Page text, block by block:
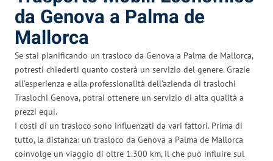
da Genova a Palma de
Mallorca
Se stai pianificando un trasloco da Genova a Palma de Mallorca,
potresti chiederti quanto costerà un servizio del genere. Grazie
all’esperienza e alla professionalità dell’azienda di traslochi
Traslochi Genova, potrai ottenere un servizio di alta qualità a
prezzi equi.
I costi di un trasloco sono influenzati da vari fattori. Prima di
tutto, la distanza: un trasloco da Genova a Palma de Mallorca
coinvolge un viaggio di oltre 1.300 km, il che può influire sul